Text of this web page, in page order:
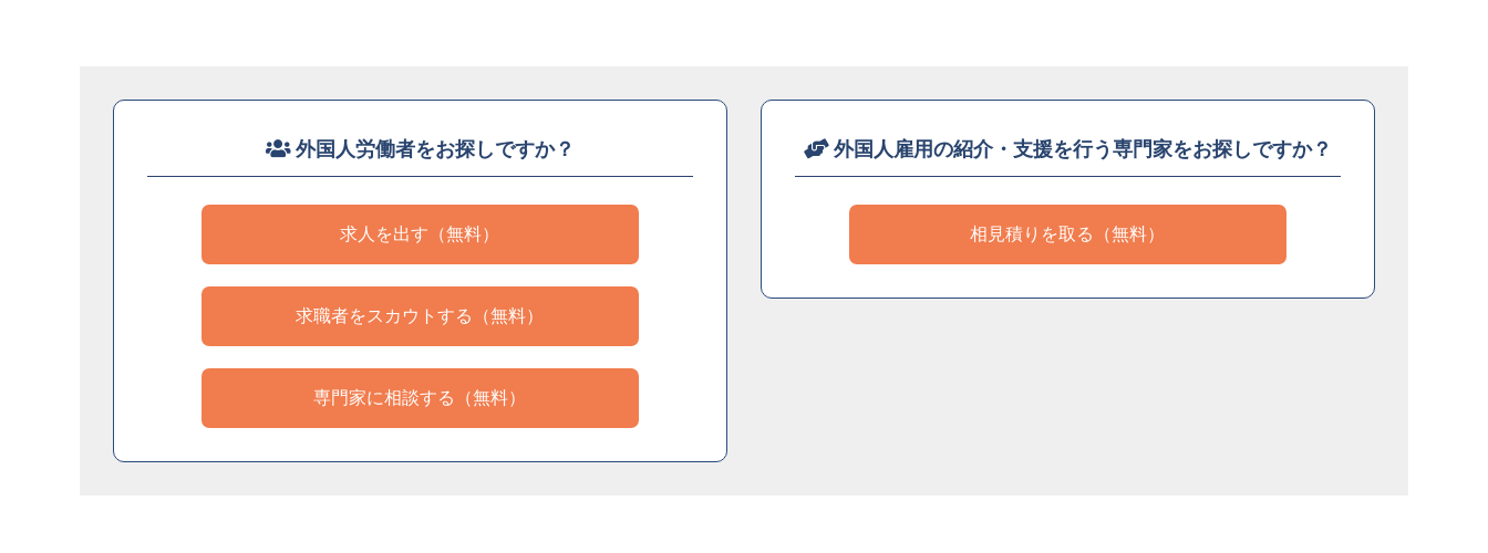
外国人労働者をお探しですか？
求人を出す（無料）
求職者をスカウトする（無料）
専門家に相談する（無料）
外国人雇用の紹介・支援を行う専門家をお探しですか？
相見積りを取る（無料）